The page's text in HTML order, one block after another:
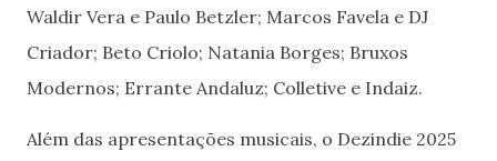
Waldir Vera e Paulo Betzler; Marcos Favela e DJ
Criador; Beto Criolo; Natania Borges; Bruxos
Modernos; Errante Andaluz; Colletive e Indaiz.
Além das apresentações musicais, o Dezindie 2025